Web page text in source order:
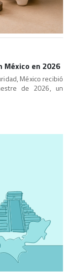
en 2026
México recibió
de 2026, un